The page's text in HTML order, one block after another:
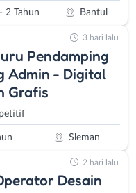
2 Tahun Bantul
Pendamping
Admin - Digital
Grafis
Sleman
3 hari lalu
Desain
2 hari lalu